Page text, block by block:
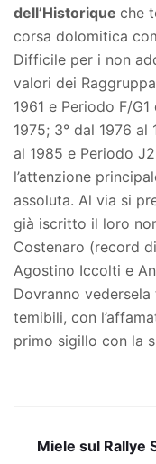
dell’Historique che
corsa dolomitica
Difficile per i non
valori dei
1961 e Periodo F/
1975; 3° dal 1976 al
al 1985 e Periodo
l’attenzione
assoluta. Al via si
già iscritto il loro
Costenaro (record
Agostino Iccolti e
Dovranno
temibili, con
primo sigillo con la
Miele sul Rallye